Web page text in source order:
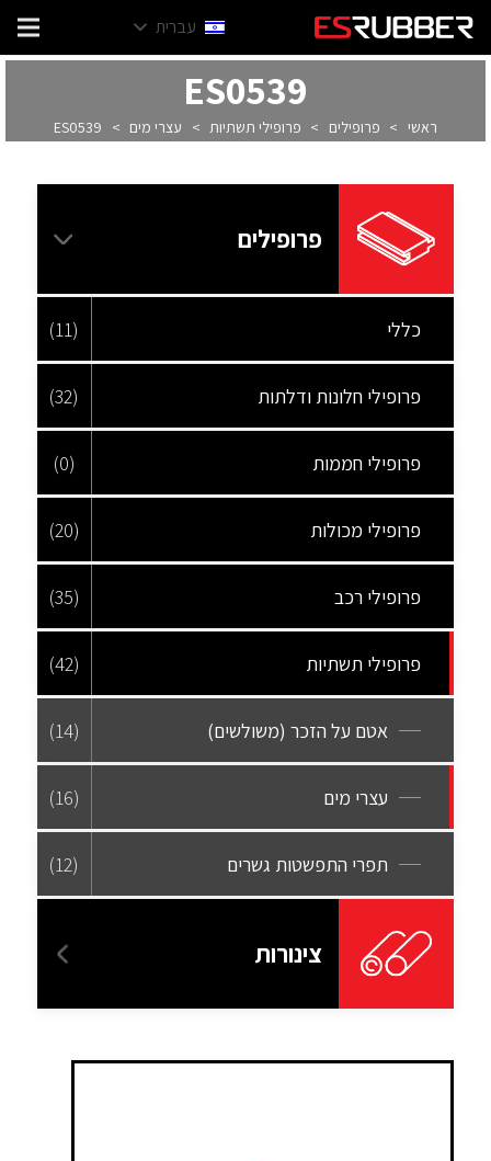
עברית
ES0539
ראשי > פרופילים > פרופילי תשתיות > עצרי מים >
ES0539
פרופילים
כללי (11)
פרופילי חלונות ודלתות (32)
פרופילי חממות (0)
פרופילי מכולות (20)
פרופילי רכב (35)
פרופילי תשתיות (42)
אטם על הזכר (משולשים) (14)
עצרי מים (16)
תפרי התפשטות גשרים (12)
צינורות